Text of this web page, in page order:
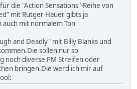
die "Action Sensations"-Reihe von
mit Rutger Hauer gibts ja
mit normalem Ton
and Deadly" mit Billy Blanks und
sollen nur so
noch diverse PM Streifen oder
bringen.Die werd ich mir auf